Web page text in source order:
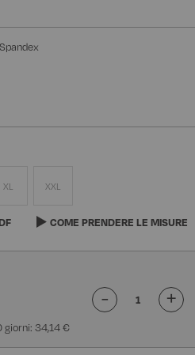
XL XXL
COME PRENDERE LE MISURE
giorni: 34,14 €
- +